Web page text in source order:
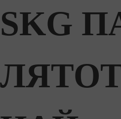
SKG